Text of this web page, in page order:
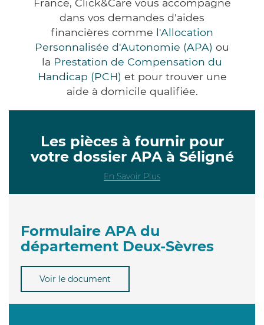
France, Click&Care vous accompagne
dans vos demandes d'aides
financières comme l'Allocation
Personnalisée d'Autonomie (APA) ou
la Prestation de Compensation du
Handicap (PCH) et pour trouver une
aide à domicile qualifiée.
Les pièces à fournir pour
votre dossier APA à Séligné
En Savoir Plus
Formulaire APA du
département Deux-Sèvres
Voir le document